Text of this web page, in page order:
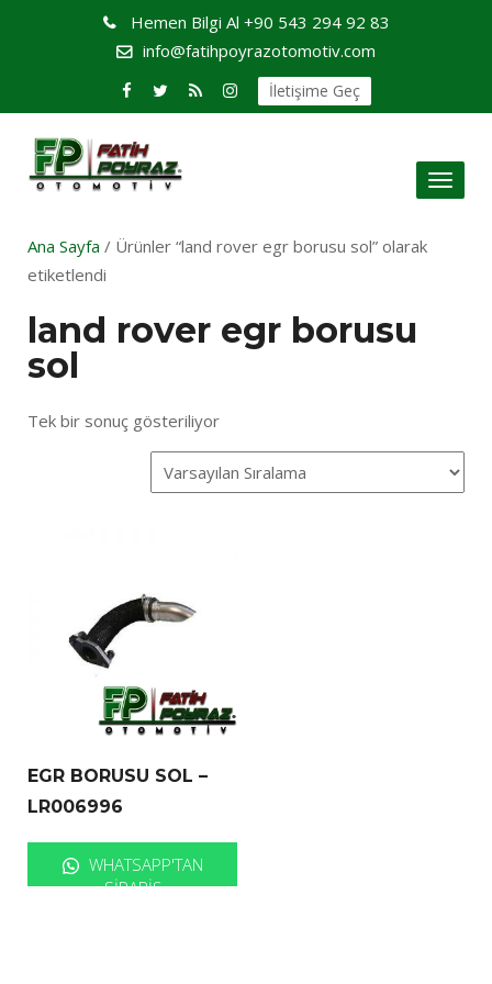
Hemen Bilgi Al +90 543 294 92 83
info@fatihpoyrazotomotiv.com
İletişime Geç
Toggle
Ana Sayfa / Ürünler “land rover egr borusu sol” olarak
etiketlendi
land rover egr borusu
sol
Tek bir sonuç gösteriliyor
EGR BORUSU SOL –
LR006996
WHATSAPP'TAN
SIPARIŞ